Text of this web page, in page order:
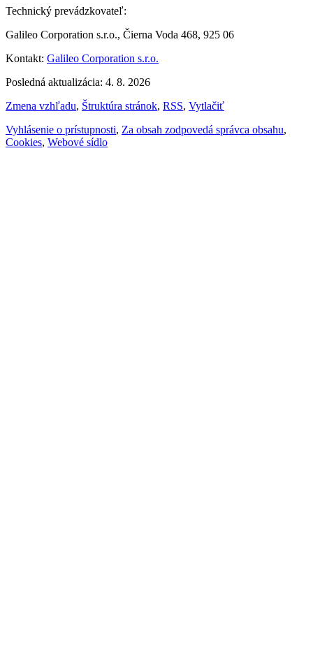
Technický prevádzkovateľ:
Galileo Corporation s.r.o., Čierna Voda 468, 925 06
Kontakt: Galileo Corporation s.r.o.
Posledná aktualizácia: 4. 8. 2026
Zmena vzhľadu, Štruktúra stránok, RSS, Vytlačiť
Vyhlásenie o prístupnosti, Za obsah zodpovedá správca obsahu,
Cookies, Webové sídlo